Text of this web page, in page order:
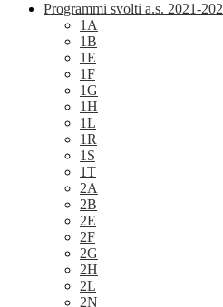
Programmi svolti a.s. 2021-
1A
1B
1E
1F
1G
1H
1L
1R
1S
1T
2A
2B
2E
2F
2G
2H
2L
2N